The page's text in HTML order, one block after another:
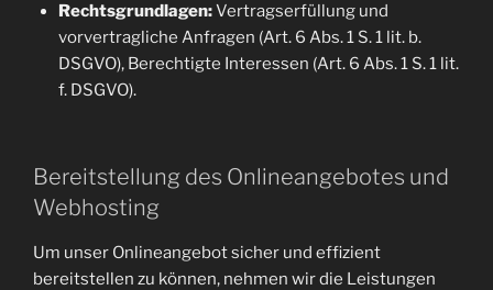
Rechtsgrundlagen:Vertragserfüllung und
vorvertragliche Anfragen (Art. 6 Abs. 1 S. 1 lit. b.
DSGVO), Berechtigte Interessen (Art. 6 Abs. 1 S. 1 lit.
f. DSGVO).
Bereitstellung des Onlineangebotes und
Webhosting
Um unser Onlineangebot sicher und effizient
bereitstellen zu können, nehmen wir die Leistungen